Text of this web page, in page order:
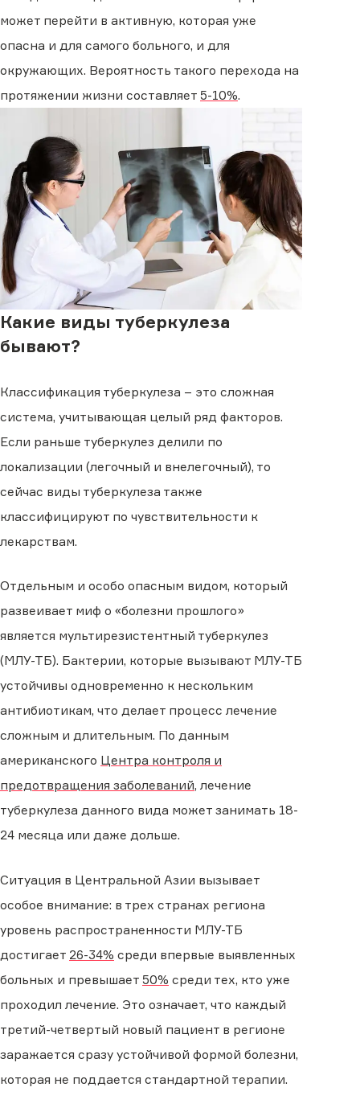
может перейти в активную, которая уже
опасна и для самого больного, и для
окружающих. Вероятность такого перехода на
протяжении жизни составляет 5-10%.
Какие виды туберкулеза
бывают?
Классификация туберкулеза – это сложная
система, учитывающая целый ряд факторов.
Если раньше туберкулез делили по
локализации (легочный и внелегочный), то
сейчас виды туберкулеза также
классифицируют по чувствительности к
лекарствам.
Отдельным и особо опасным видом, который
развеивает миф о «болезни прошлого»
является мультирезистентный туберкулез
(МЛУ-ТБ). Бактерии, которые вызывают МЛУ-ТБ
устойчивы одновременно к нескольким
антибиотикам, что делает процесс лечение
сложным и длительным. По данным
американского Центра контроля и
предотвращения заболеваний, лечение
туберкулеза данного вида может занимать 18-
24 месяца или даже дольше.
Ситуация в Центральной Азии вызывает
особое внимание: в трех странах региона
уровень распространенности МЛУ-ТБ
достигает 26-34% среди впервые выявленных
больных и превышает 50% среди тех, кто уже
проходил лечение. Это означает, что каждый
третий-четвертый новый пациент в регионе
заражается сразу устойчивой формой болезни,
которая не поддается стандартной терапии.